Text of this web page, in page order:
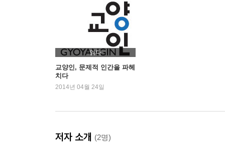
7장 스탈린의 신민들(1945~1953)
전란의 폐허 위에서
은폐와 기만의 생존술
숙청 집행인이 된 작가
‘체제의 적’ 유대인 사냥
읽다
교양인, 문제적 인간을 파헤
치다
2014년 04월 24일
저자 소개 (2명)